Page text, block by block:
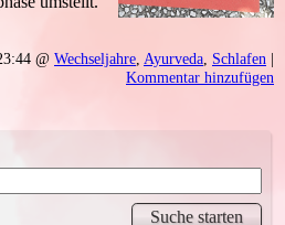
@ Wechseljahre Ayurveda Schlafen |
Kommentar hinzufügen